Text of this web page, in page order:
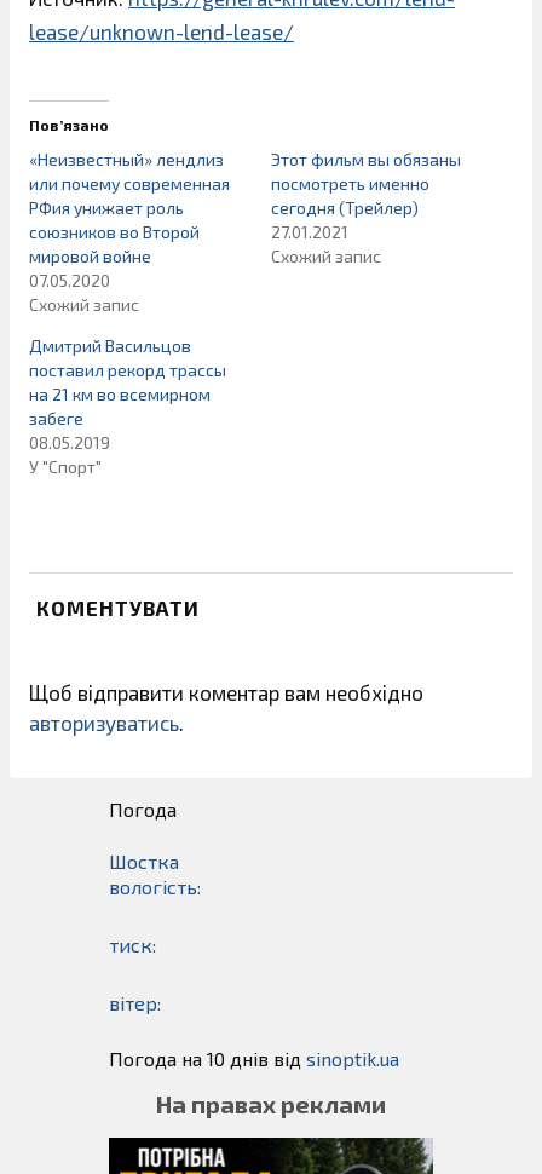
lease/unknown-lend-lease/
Пов’язано
«Неизвестный» лендлиз
или почему современная
РФия унижает роль
союзников во Второй
мировой войне
07.05.2020
Схожий запис
Этот фильм вы обязаны
посмотреть именно
сегодня (Трейлер)
27.01.2021
Схожий запис
Дмитрий Васильцов
поставил рекорд трассы
на 21 км во всемирном
забеге
08.05.2019
У "Спорт"
КОМЕНТУВАТИ
Щоб відправити коментар вам необхідно
авторизуватись
Погода
Шостка
вологість:
тиск:
вітер:
Погода на 10 днів від sinoptik.ua
На правах реклами